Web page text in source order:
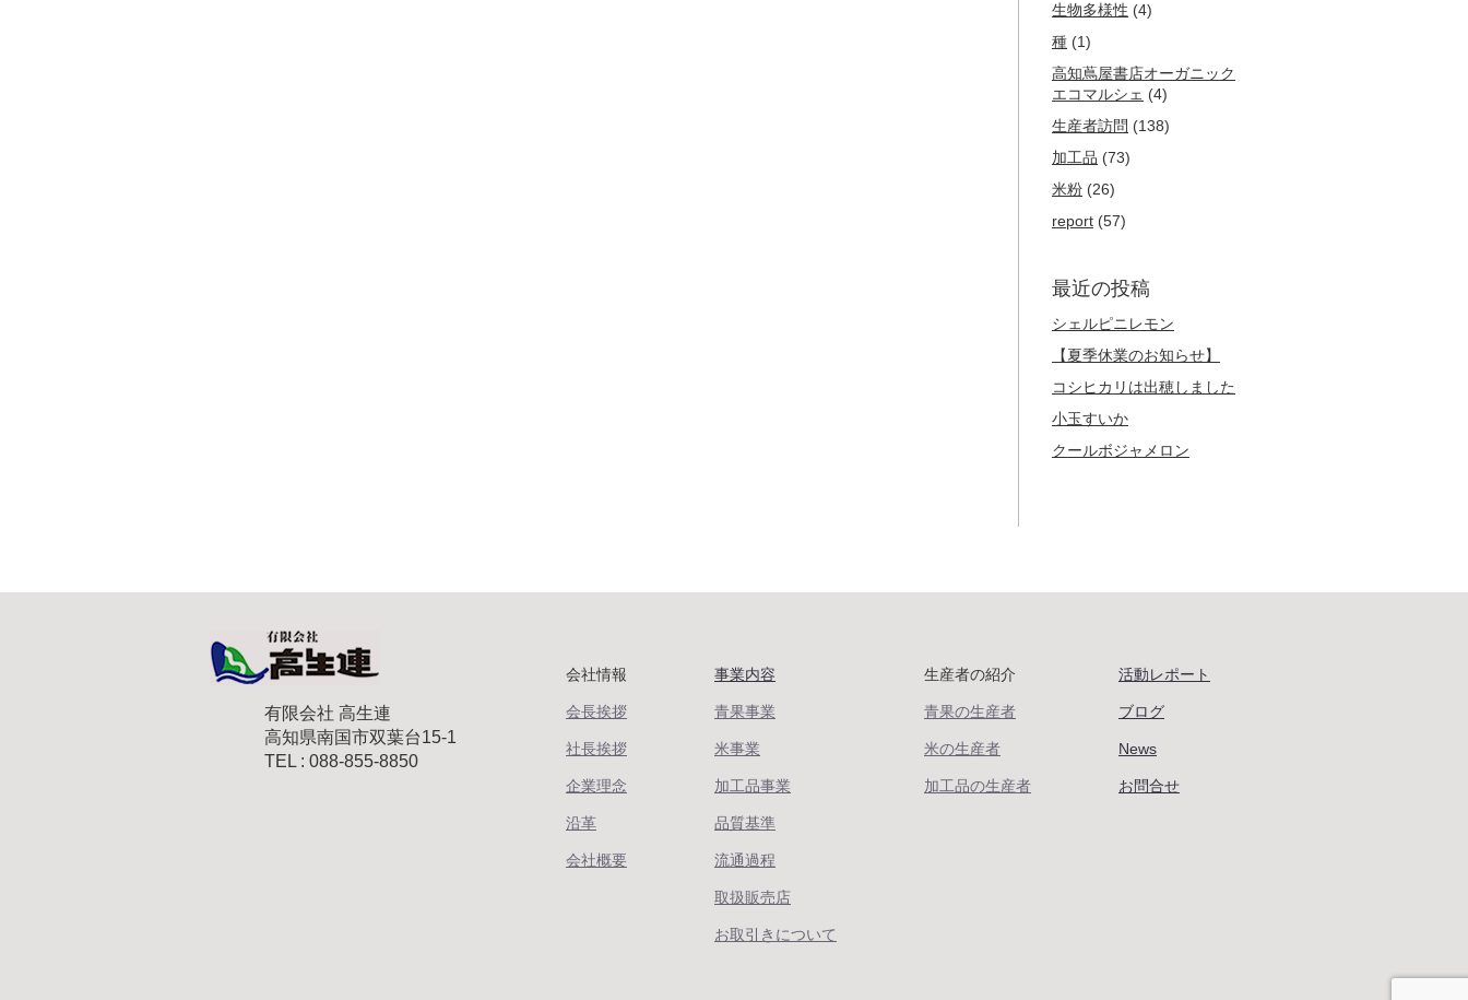
生物多様性 (4)
種 (1)
高知蔦屋書店オーガニック
エコマルシェ (4)
生産者訪問 (138)
加工品 (73)
米粉 (26)
report (57)
最近の投稿
シェルピニレモン
【夏季休業のお知らせ】
コシヒカリは出穂しました
小玉すいか
クールボジャメロン
有限会社 高生連
高知県南国市双葉台15-1
TEL : 088-855-8850
会社情報
会長挨拶
社長挨拶
企業理念
沿革
会社概要
事業内容
青果事業
米事業
加工品事業
品質基準
流通過程
取扱販売店
お取引きについて
生産者の紹介
青果の生産者
米の生産者
加工品の生産者
活動レポート
ブログ
News
お問合せ